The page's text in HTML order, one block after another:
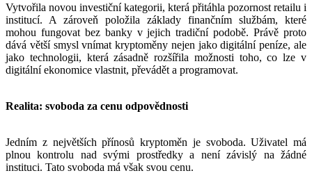
Vytvořila novou investiční kategorii, která přitáhla pozornost retailu i
institucí. A zároveň položila základy finančním službám, které
mohou fungovat bez banky v jejich tradiční podobě. Právě proto
dává větší smysl vnímat kryptoměny nejen jako digitální peníze, ale
jako technologii, která zásadně rozšířila možnosti toho, co lze v
digitální ekonomice vlastnit, převádět a programovat.
Realita: svoboda za cenu odpovědnosti
Jedním z největších přínosů kryptoměn je svoboda. Uživatel má
plnou kontrolu nad svými prostředky a není závislý na žádné
instituci. Tato svoboda má však svou cenu.